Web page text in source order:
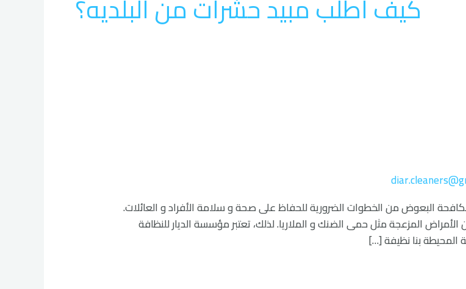
كيف اطلب مبيد حشرات من البلديه؟
بالرياض 0534477901 حيث تعتبر مكافحة البعوض من الخطوات الضرورية للحفاظ على صحة و سلامة الأفراد و العائلات.
المزعجة مثل حمى الضنك و الملاريا. لذلك، تعتبر مؤسسة الديار للنظافة
بنا نظيفة […]